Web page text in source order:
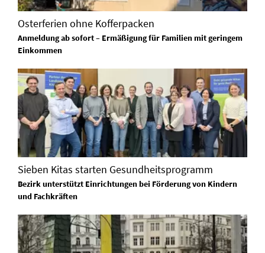
Osterferien ohne Kofferpacken
Anmeldung ab sofort – Ermäßigung für Familien mit geringem
Einkommen
Sieben Kitas starten Gesundheitsprogramm
Bezirk unterstützt Einrichtungen bei Förderung von Kindern
und Fachkräften